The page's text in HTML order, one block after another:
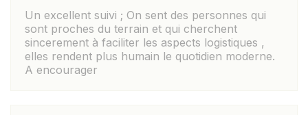
Un excellent suivi ; On sent des personnes qui
sont proches du terrain et qui cherchent
sincerement à faciliter les aspects logistiques ,
elles rendent plus humain le quotidien moderne.
A encourager